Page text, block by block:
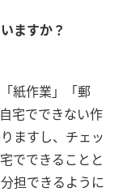
ますか？
紙作業」「郵
宅でできない作
ますし、チェッ
でできることと
担できるように